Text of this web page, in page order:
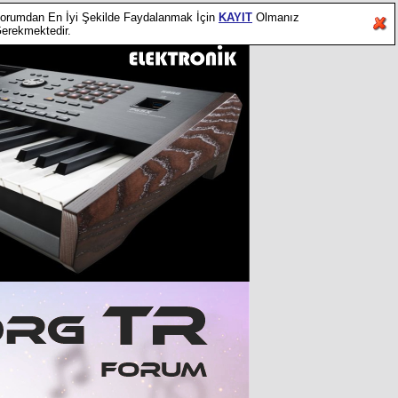
En İyi Şekilde Faydalanmak İçin KAYIT Olmanız